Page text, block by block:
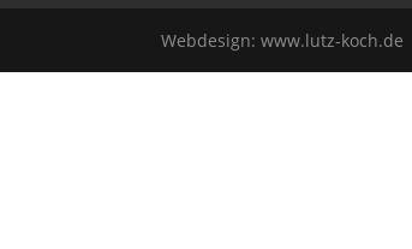
Webdesign:www.lutz-koch.de